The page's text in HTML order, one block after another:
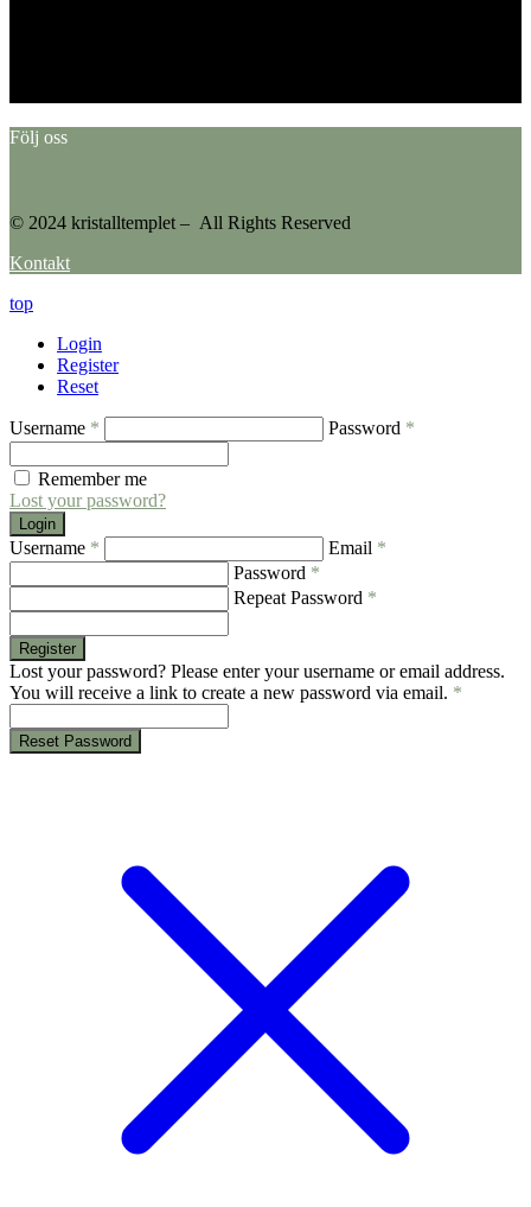
Följ oss
© 2024 kristalltemplet – All Rights Reserved
Kontakt
top
Login
Register
Reset
Username * Password *
Remember me
Lost your password?
Login
Username * Email *
Password *
Repeat Password *
Register
Lost your password? Please enter your username or email address.
You will receive a link to create a new password via email. *
Reset Password